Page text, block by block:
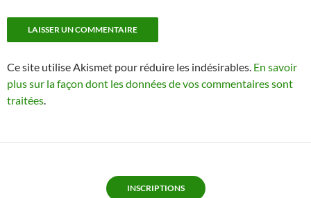
Ce site utilise Akismet pour réduire les indésirables. En savoir
plus sur la façon dont les données de vos commentaires sont
traitées.
INSCRIPTIONS